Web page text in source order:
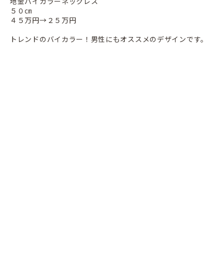
５０㎝
４５万円→２５万円
トレンドのバイカラー！男性にもオススメのデザインです。